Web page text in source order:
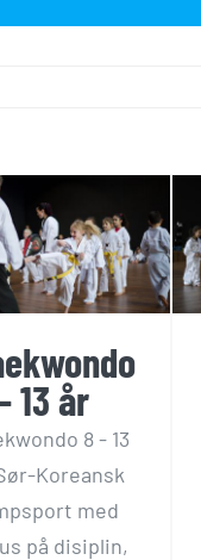
13 år
8 - 13
Koreansk
med
på disiplin,
6
– 7 år
Kampsport